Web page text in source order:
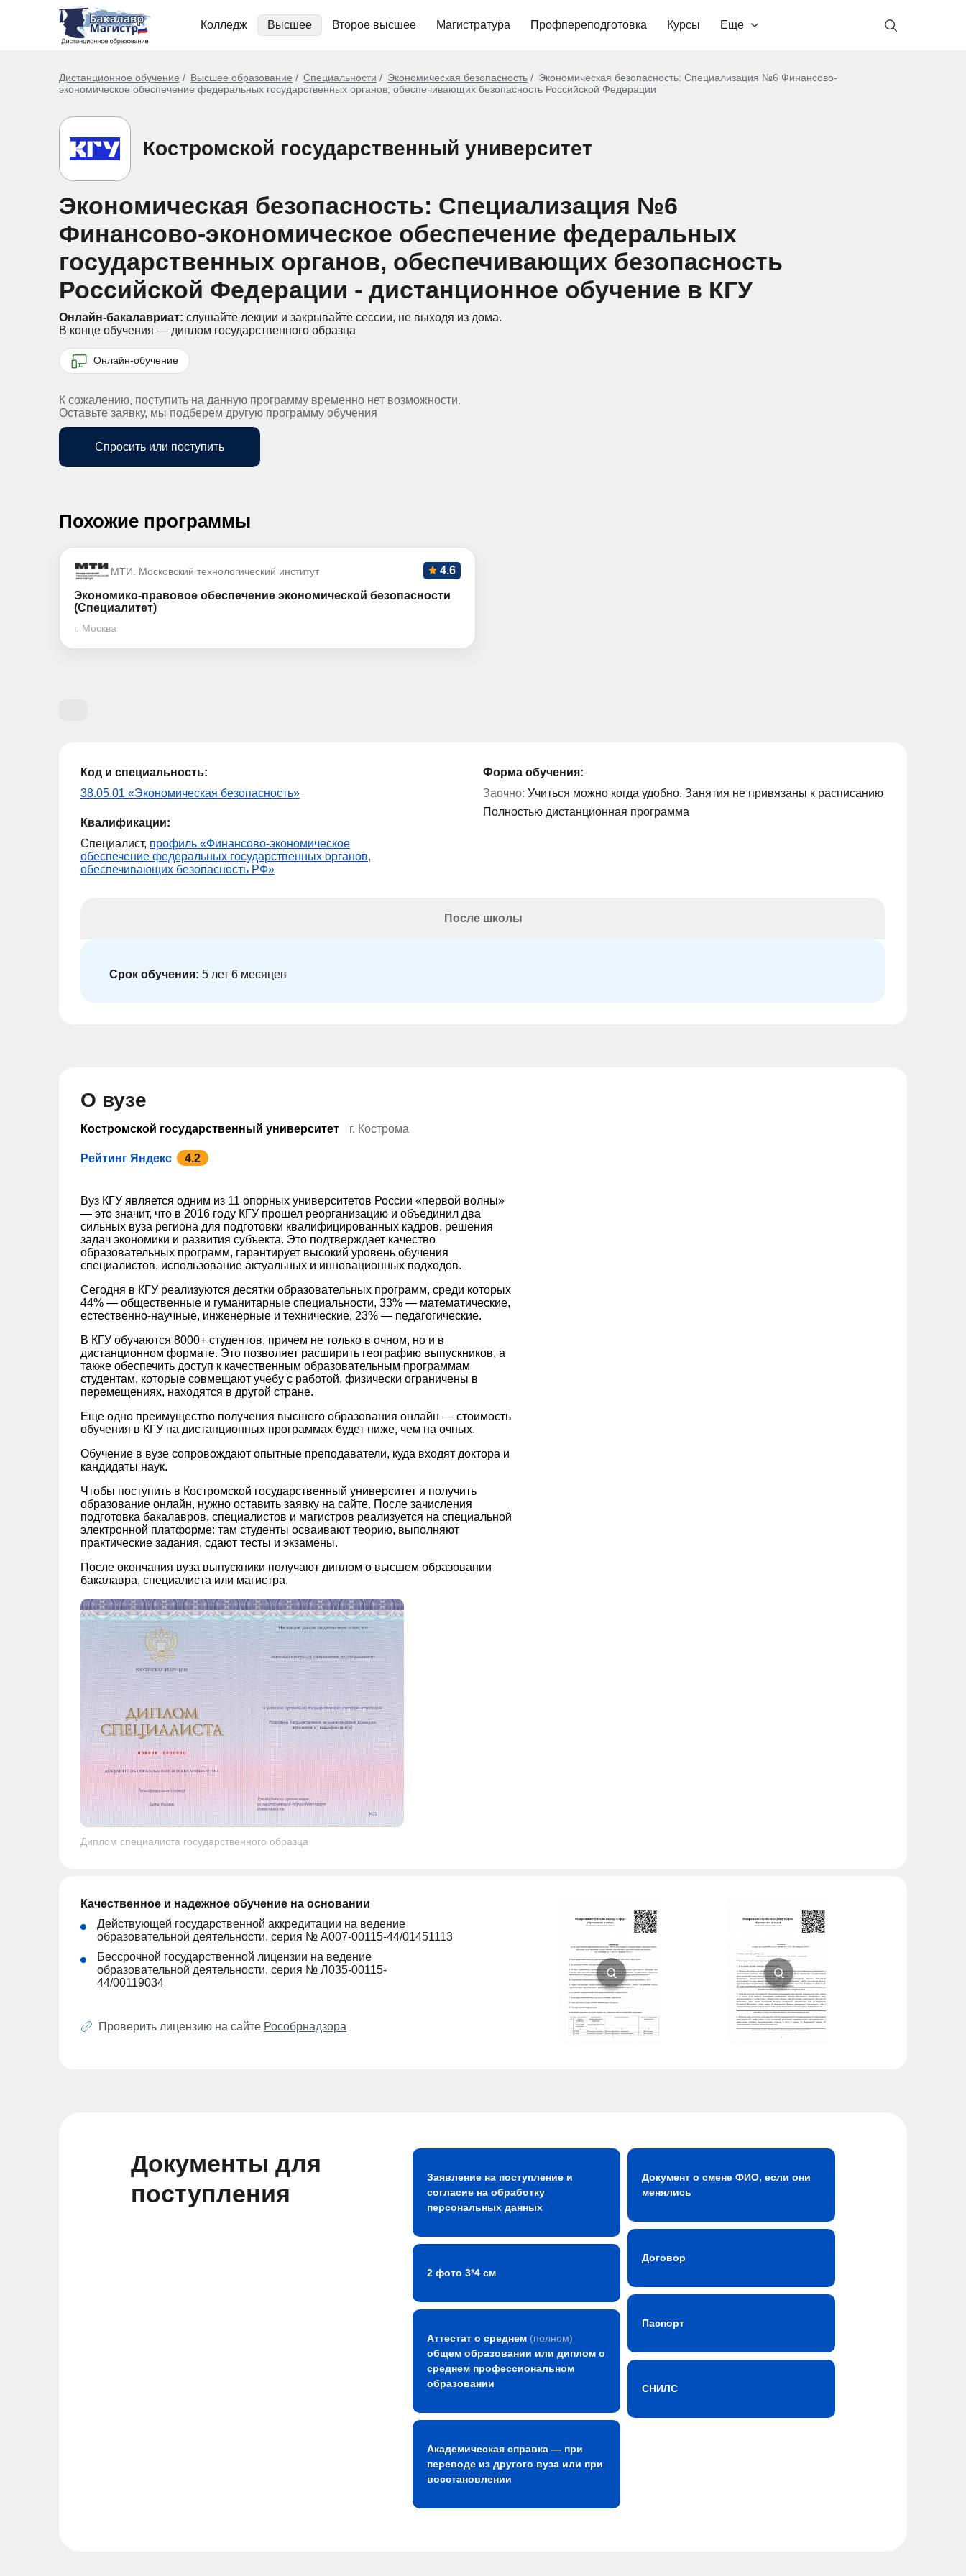
Колледж Высшее Второе высшее Магистратура Профпереподготовка Курсы Еще
Дистанционное обучение Высшее образование Специальности Экономическая безопасность
Экономическая безопасность: Специализация №6 Финансово-
экономическое обеспечение федеральных государственных органов, обеспечивающих безопасность Российской Федерации
Костромской государственный университет
Экономическая безопасность: Специализация №6
Финансово-экономическое обеспечение федеральных
государственных органов, обеспечивающих безопасность
Российской Федерации - дистанционное обучение в КГУ
Онлайн-бакалавриат: слушайте лекции и закрывайте сессии, не выходя из дома.
В конце обучения — диплом государственного образца
Онлайн-обучение
К сожалению, поступить на данную программу временно нет возможности.
Оставьте заявку, мы подберем другую программу обучения
Спросить или поступить
Похожие программы
МТИ. Московский технологический институт 4.6
Экономико-правовое обеспечение экономической безопасности
(Специалитет)
г. Москва
Код и специальность:
38.05.01 «Экономическая безопасность»
Квалификации:
Специалист, профиль «Финансово-экономическое
обеспечение федеральных государственных органов,
обеспечивающих безопасность РФ»
Форма обучения:
Заочно: Учиться можно когда удобно. Занятия не привязаны к расписанию
Полностью дистанционная программа
После школы
Срок обучения: 5 лет 6 месяцев
О вузе
Костромской государственный университет г. Кострома
Рейтинг Яндекс 4.2
Вуз КГУ является одним из 11 опорных университетов России «первой волны»
— это значит, что в 2016 году КГУ прошел реорганизацию и объединил два
сильных вуза региона для подготовки квалифицированных кадров, решения
задач экономики и развития субъекта. Это подтверждает качество
образовательных программ, гарантирует высокий уровень обучения
специалистов, использование актуальных и инновационных подходов.
Сегодня в КГУ реализуются десятки образовательных программ, среди которых
44% — общественные и гуманитарные специальности, 33% — математические,
естественно-научные, инженерные и технические, 23% — педагогические.
В КГУ обучаются 8000+ студентов, причем не только в очном, но и в
дистанционном формате. Это позволяет расширить географию выпускников, а
также обеспечить доступ к качественным образовательным программам
студентам, которые совмещают учебу с работой, физически ограничены в
перемещениях, находятся в другой стране.
Еще одно преимущество получения высшего образования онлайн — стоимость
обучения в КГУ на дистанционных программах будет ниже, чем на очных.
Обучение в вузе сопровождают опытные преподаватели, куда входят доктора и
кандидаты наук.
Чтобы поступить в Костромской государственный университет и получить
образование онлайн, нужно оставить заявку на сайте. После зачисления
подготовка бакалавров, специалистов и магистров реализуется на специальной
электронной платформе: там студенты осваивают теорию, выполняют
практические задания, сдают тесты и экзамены.
После окончания вуза выпускники получают диплом о высшем образовании
бакалавра, специалиста или магистра.
Диплом специалиста государственного образца
Качественное и надежное обучение на основании
Действующей государственной аккредитации на ведение
образовательной деятельности, серия № A007-00115-44/01451113
Бессрочной государственной лицензии на ведение
образовательной деятельности, серия № Л035-00115-
44/00119034
Проверить лицензию на сайте Рособрнадзора
Документы для
поступления
Заявление на поступление и
согласие на обработку
персональных данных
2 фото 3*4 см
Аттестат о среднем (полном)
общем образовании или диплом о
среднем профессиональном
образовании
Академическая справка — при
переводе из другого вуза или при
восстановлении
Документ о смене ФИО, если они
менялись
Договор
Паспорт
СНИЛС